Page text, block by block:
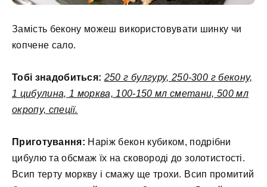
Замість бекону можеш використовувати шинку чи
копчене сало.
Тобі знадобиться: 250 г булгуру, 250-300 г бекону,
1 цибулина, 1 морква, 100-150 мл сметани, 500 мл
окропу, спеції.
Приготування: Наріж бекон кубиком, подрібни
цибулю та обсмаж їх на сковороді до золотистості.
Всип терту моркву і смажу ще трохи. Всип промитий